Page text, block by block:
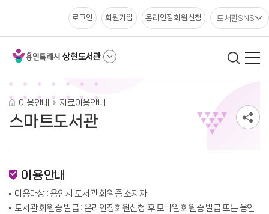
상현도서관
로그인 회원가입 온라인정회원신청 도서관SNS
이용안내 자료이용안내
스마트도서관
이용안내
이용대상 : 용인시 도서관 회원증 소지자
도서관 회원증 발급 : 온라인정회원신청 후 모바일 회원증 발급 또는 용인